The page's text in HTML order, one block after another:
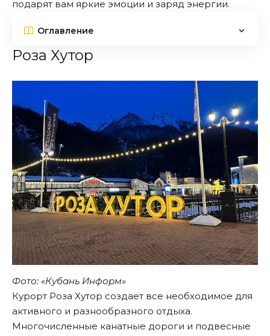
подарят вам яркие эмоции и заряд энергии.
Оглавление
Роза Хутор
Фото: «Кубань Информ»
Курорт Роза Хутор создает все необходимое для
активного и разнообразного отдыха.
Многочисленные канатные дороги и подвесные